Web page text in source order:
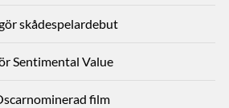
skådespelardebut
Sentimental Value
film